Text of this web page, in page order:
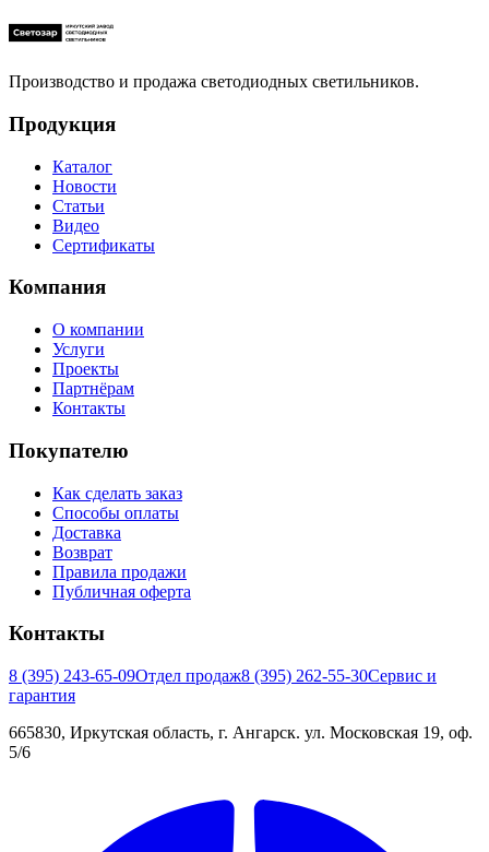
Производство и продажа светодиодных светильников.
Продукция
Каталог
Новости
Статьи
Видео
Сертификаты
Компания
О компании
Услуги
Проекты
Партнёрам
Контакты
Покупателю
Как сделать заказ
Способы оплаты
Доставка
Возврат
Правила продажи
Публичная оферта
Контакты
8 (395) 243-65-09Отдел продаж8 (395) 262-55-30Сервис и
гарантия
665830, Иркутская область, г. Ангарск. ул. Московская 19, оф.
5/6